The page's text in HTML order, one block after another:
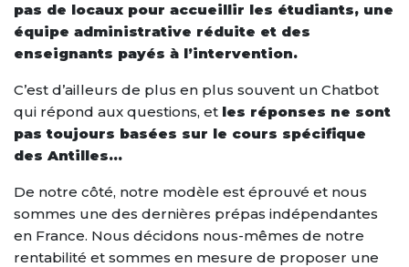
pas de locaux pour accueillir les étudiants, une
équipe administrative réduite et des
enseignants payés à l’intervention.
C’est d’ailleurs de plus en plus souvent un Chatbot
qui répond aux questions, et les réponses ne sont
pas toujours basées sur le cours spécifique
des Antilles…
De notre côté, notre modèle est éprouvé et nous
sommes une des dernières prépas indépendantes
en France. Nous décidons nous-mêmes de notre
rentabilité et sommes en mesure de proposer une